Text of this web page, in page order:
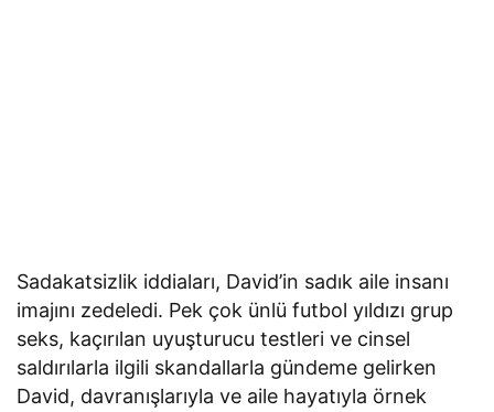
Sadakatsizlik iddiaları, David’in sadık aile insanı
imajını zedeledi. Pek çok ünlü futbol yıldızı grup
seks, kaçırılan uyuşturucu testleri ve cinsel
saldırılarla ilgili skandallarla gündeme gelirken
David, davranışlarıyla ve aile hayatıyla örnek